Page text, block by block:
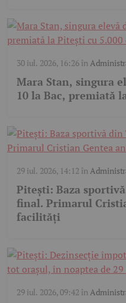
30 iul. 2026, 16:26în
Mara Stan, singura
10 la Bac, premiată
29 iul. 2026, 14:12 în
Pitești: Baza
final. Primarul
facilități
29 iul. 2026, 09:42 în